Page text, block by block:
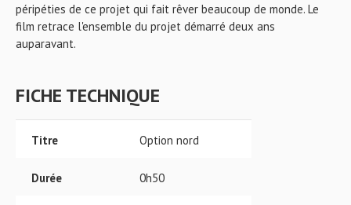
péripéties de ce projet qui fait rêver beaucoup de monde. Le
film retrace l'ensemble du projet démarré deux ans
auparavant.
FICHE TECHNIQUE
Titre Option nord
Durée 0h50